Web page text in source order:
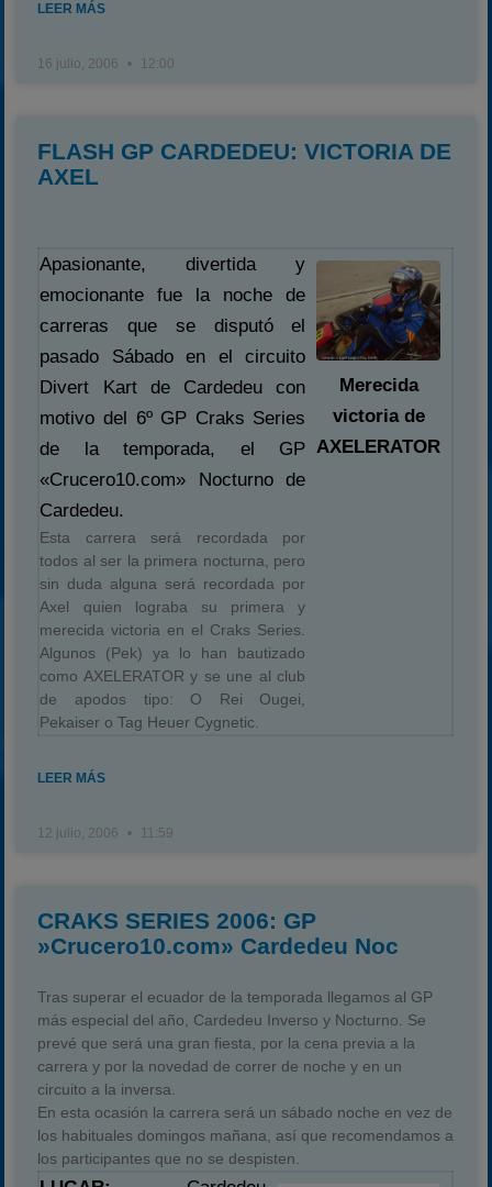
LEER MÁS
16 julio, 2006 12:00
FLASH GP CARDEDEU: VICTORIA DE
AXEL
Apasionante, divertida y
emocionante fue la noche de
carreras que se disputó el
pasado Sábado en el circuito
Divert Kart de Cardedeu con
motivo del 6º GP Craks Series
de la temporada, el GP
«Crucero10.com» Nocturno de
Cardedeu.
Esta carrera será recordada por
todos al ser la primera nocturna, pero
sin duda alguna será recordada por
Axel quien lograba su primera y
merecida victoria en el Craks Series.
Algunos (Pek) ya lo han bautizado
como AXELERATOR y se une al club
de apodos tipo: O Rei Ougei,
Pekaiser o Tag Heuer Cygnetic.
Merecida
victoria de
AXELERATOR
LEER MÁS
12 julio, 2006 11:59
CRAKS SERIES 2006: GP
»Crucero10.com» Cardedeu Noc
Tras superar el ecuador de la temporada llegamos al GP
más especial del año, Cardedeu Inverso y Nocturno. Se
prevé que será una gran fiesta, por la cena previa a la
carrera y por la novedad de correr de noche y en un
circuito a la inversa.
En esta ocasión la carrera será un sábado noche en vez de
los habituales domingos mañana, así que recomendamos a
los participantes que no se despisten.